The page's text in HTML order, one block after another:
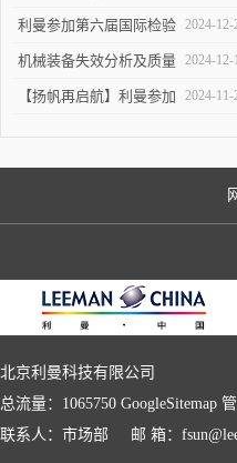
迁新址
利曼参加第六届国际检验
检测技术与装备博览会
2024-12-
机械装备失效分析及质量
改进技术交流会在陕举办
2024-12-
【扬帆再启航】利曼参加
展
2024-11-
北京利曼科技有限公司
总流量：1065750 GoogleSitemap
联系人：市场部 邮 箱：